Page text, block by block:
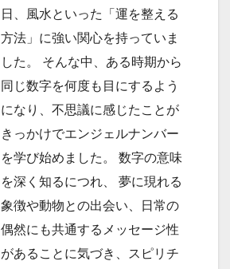
日、風水といった「運を整える
方法」に強い関心を持っていま
した。 そんな中、ある時期から
同じ数字を何度も目にするよう
になり、不思議に感じたことが
きっかけでエンジェルナンバー
を学び始めました。 数字の意味
を深く知るにつれ、 夢に現れる
象徴や動物との出会い、日常の
偶然にも共通するメッセージ性
があることに気づき、スピリチ